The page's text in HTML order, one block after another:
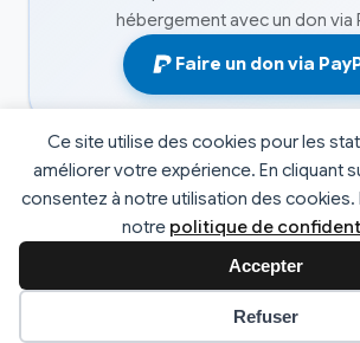
Ce site utilise des cookies pour les
améliorer votre expérience. En cliquant
consentez à notre utilisation des cookies.
notre politique de
Accepter
Refuser
Préférences des cookies
hébergement avec un don via
Faire un don via
© 2026 L'atelier informatique. Tous
Fabrice Faucheux
Politique de